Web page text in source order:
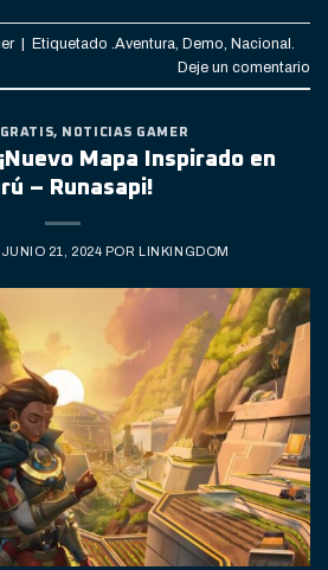
| Etiquetado .Aventura Demo Nacional.
Deje un comentario
, NOTICIAS GAMER
Mapa Inspirado en
– Runasapi!
JUNIO 21, 2024 POR LINKINGDOM